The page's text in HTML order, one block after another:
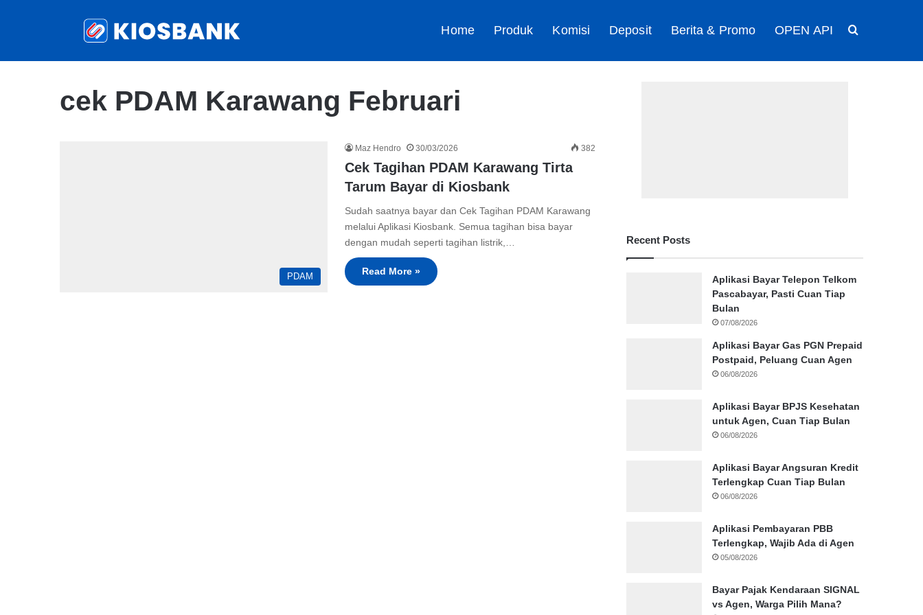
Home Produk Komisi Deposit Berita & Promo OPEN API
cek PDAM Karawang Februari
PDAM
Maz Hendro 30/03/2026 382
Cek Tagihan PDAM Karawang Tirta
Tarum Bayar di Kiosbank
Sudah saatnya bayar dan Cek Tagihan PDAM Karawang
melalui Aplikasi Kiosbank. Semua tagihan bisa bayar
dengan mudah seperti tagihan listrik,…
Read More »
Recent Posts
Aplikasi Bayar Telepon Telkom
Pascabayar, Pasti Cuan Tiap
Bulan
07/08/2026
Aplikasi Bayar Gas PGN Prepaid
Postpaid, Peluang Cuan Agen
06/08/2026
Aplikasi Bayar BPJS Kesehatan
untuk Agen, Cuan Tiap Bulan
06/08/2026
Aplikasi Bayar Angsuran Kredit
Terlengkap Cuan Tiap Bulan
06/08/2026
Aplikasi Pembayaran PBB
Terlengkap, Wajib Ada di Agen
05/08/2026
Bayar Pajak Kendaraan SIGNAL
vs Agen, Warga Pilih Mana?